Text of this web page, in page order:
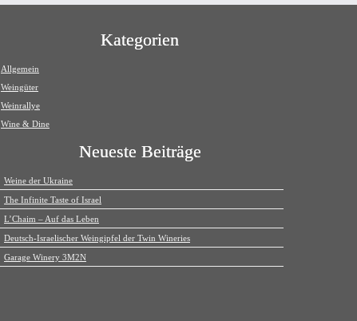
Kategorien
Allgemein
Weingüter
Weinrallye
Wine & Dine
Neueste Beiträge
Weine der Ukraine
The Infinite Taste of Israel
L’Chaim – Auf das Leben
Deutsch-Israelischer Weingipfel der Twin Wineries
Garage Winery 3M2N